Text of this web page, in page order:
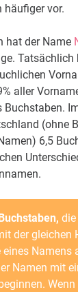
häufiger vor.
hat der Name
Tatsächlich
aller
Buchstaben.
(ohne
6,5
die
der gleichen
Namens
Namen mit
Wenn